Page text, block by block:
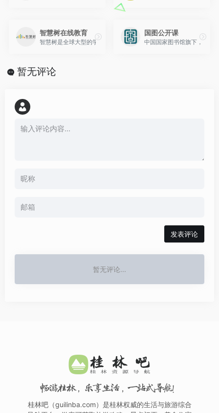
智慧树在线教育
智慧树是全球大型的学分课程运营服务平台，在线教育平台拥有海
国图公开课
中国国家图书馆旗下，涵盖
暂无评论
发表评论
暂无评论...
畅游桂林，乐享生活，一站式导航！
桂林吧（guilinba.com）是桂林权威的生活与旅游综合